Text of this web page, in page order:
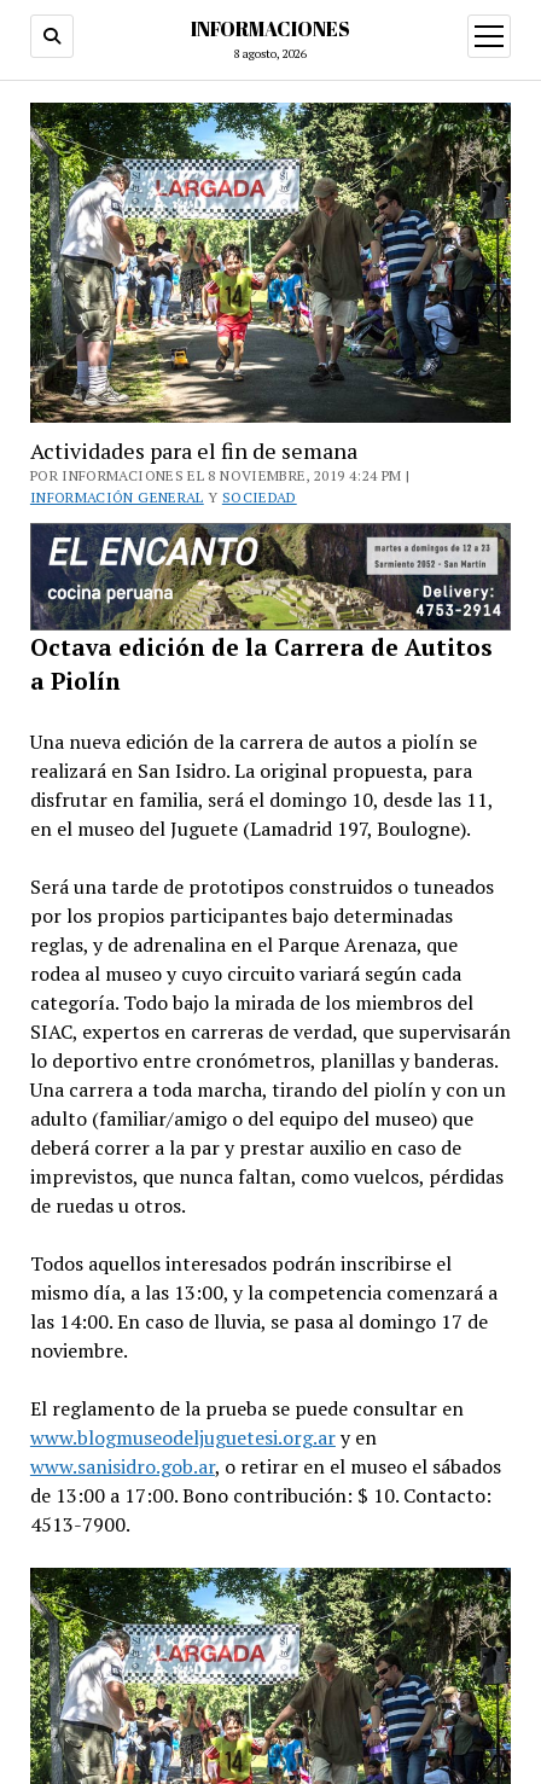
INFORMACIONES
8 agosto, 2026
abrir
menú
Actividades para el fin de semana
POR INFORMACIONES EL 8 NOVIEMBRE, 2019 4:24 PM |
INFORMACIÓN GENERAL Y SOCIEDAD
Octava edición de la Carrera de Autitos
a Piolín
Una nueva edición de la carrera de autos a piolín se
realizará en San Isidro. La original propuesta, para
disfrutar en familia, será el domingo 10, desde las 11,
en el museo del Juguete (Lamadrid 197, Boulogne).
Será una tarde de prototipos construidos o tuneados
por los propios participantes bajo determinadas
reglas, y de adrenalina en el Parque Arenaza, que
rodea al museo y cuyo circuito variará según cada
categoría. Todo bajo la mirada de los miembros del
SIAC, expertos en carreras de verdad, que supervisarán
lo deportivo entre cronómetros, planillas y banderas.
Una carrera a toda marcha, tirando del piolín y con un
adulto (familiar/amigo o del equipo del museo) que
deberá correr a la par y prestar auxilio en caso de
imprevistos, que nunca faltan, como vuelcos, pérdidas
de ruedas u otros.
Todos aquellos interesados podrán inscribirse el
mismo día, a las 13:00, y la competencia comenzará a
las 14:00. En caso de lluvia, se pasa al domingo 17 de
noviembre.
El reglamento de la prueba se puede consultar en
www.blogmuseodeljuguetesi.org.ary en
www.sanisidro.gob.ar, o retirar en el museo el sábados
de 13:00 a 17:00. Bono contribución: $ 10. Contacto:
4513-7900.